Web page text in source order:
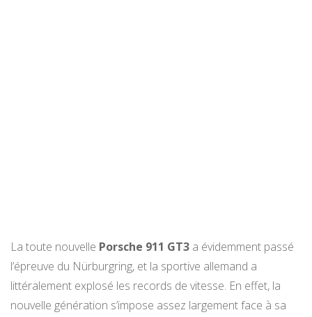
La toute nouvelle Porsche 911 GT3 a évidemment passé
l’épreuve du Nürburgring, et la sportive allemand a
littéralement explosé les records de vitesse. En effet, la
nouvelle génération s’impose assez largement face à sa